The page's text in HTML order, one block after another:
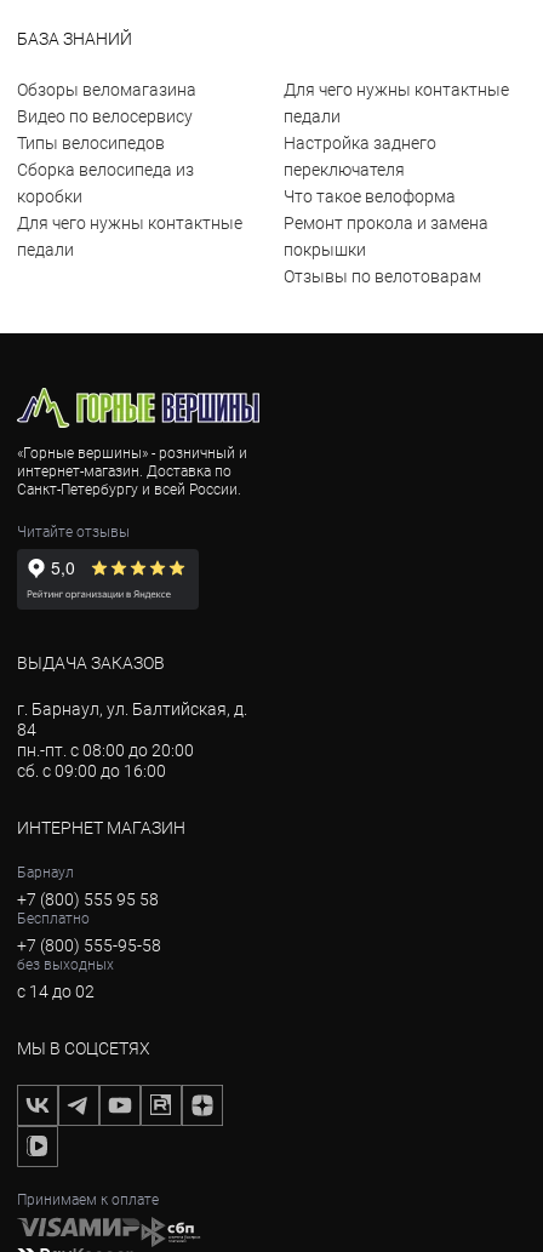
БАЗА ЗНАНИЙ
Обзоры веломагазина
Видео по велосервису
Типы велосипедов
Сборка велосипеда из
коробки
Для чего нужны контактные
педали
Для чего нужны контактные
педали
Настройка заднего
переключателя
Что такое велоформа
Ремонт прокола и замена
покрышки
Отзывы по велотоварам
«Горные вершины» - розничный и
интернет-магазин. Доставка по
Санкт-Петербургу и всей России.
Читайте отзывы
ВЫДАЧА ЗАКАЗОВ
г. Барнаул, ул. Балтийская, д.
84
пн.-пт. с 08:00 до 20:00
сб. с 09:00 до 16:00
ИНТЕРНЕТ МАГАЗИН
Барнаул
+7 (800) 555 95 58
Бесплатно
+7 (800) 555-95-58
без выходных
с 14 до 02
МЫ В СОЦСЕТЯХ
Принимаем к оплате